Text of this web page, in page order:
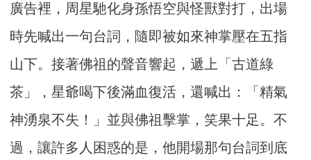
廣告裡，周星馳化身孫悟空與怪獸對打，出場
時先喊出一句台詞，隨即被如來神掌壓在五指
山下。接著佛祖的聲音響起，遞上「古道綠
茶」，星爺喝下後滿血復活，還喊出：「精氣
神湧泉不失！」並與佛祖擊掌，笑果十足。不
過，讓許多人困惑的是，他開場那句台詞到底